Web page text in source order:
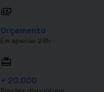
Orçamento
Em apenas 24h
+ 20.000